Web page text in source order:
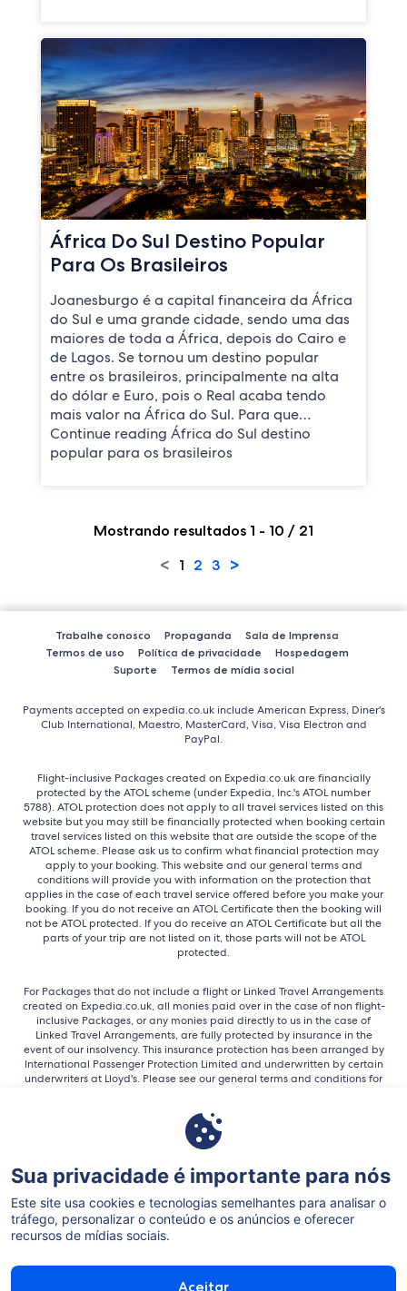
África Do Sul Destino Popular
Para Os Brasileiros
Joanesburgo é a capital financeira da África
do Sul e uma grande cidade, sendo uma das
maiores de toda a África, depois do Cairo e
de Lagos. Se tornou um destino popular
entre os brasileiros, principalmente na alta
do dólar e Euro, pois o Real acaba tendo
mais valor na África do Sul. Para que…
Continue reading África do Sul destino
popular para os brasileiros
Mostrando resultados 1 - 10 / 21
< 1 2 3 >
Trabalhe conosco Propaganda
Sala de Imprensa
Termos de uso
Política de privacidade
Hospedagem
Suporte
Termos de mídia social
Payments accepted on expedia.co.uk include American Express, Diner's
Club International, Maestro, MasterCard, Visa, Visa Electron and
PayPal.
Flight-inclusive Packages created on Expedia.co.uk are financially
protected by the ATOL scheme (under Expedia, Inc.'s ATOL number
5788). ATOL protection does not apply to all travel services listed on this
website but you may still be financially protected when booking certain
travel services listed on this website that are outside the scope of the
ATOL scheme. Please ask us to confirm what financial protection may
apply to your booking. This website and our general terms and
conditions will provide you with information on the protection that
applies in the case of each travel service offered before you make your
booking. If you do not receive an ATOL Certificate then the booking will
not be ATOL protected. If you do receive an ATOL Certificate but all the
parts of your trip are not listed on it, those parts will not be ATOL
protected.
For Packages that do not include a flight or Linked Travel Arrangements
created on Expedia.co.uk, all monies paid over in the case of non flight-
inclusive Packages, or any monies paid directly to us in the case of
Linked Travel Arrangements, are fully protected by insurance in the
event of our insolvency. This insurance protection has been arranged by
International Passenger Protection Limited and underwritten by certain
underwriters at Lloyd's. Please see our general terms and conditions for
Expedia, Inc. is not responsible for content on external Web sites.
Sua privacidade é importante para nós
Este site usa cookies e tecnologias semelhantes para analisar o
tráfego, personalizar o conteúdo e os anúncios e oferecer
recursos de mídias sociais.
Aceitar